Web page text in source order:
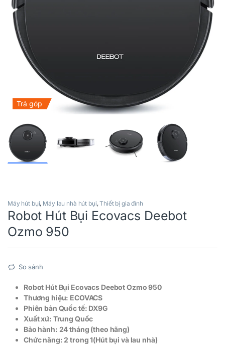
Trả góp
Máy hút bụi, Máy lau nhà hút bụi,Thiết bị gia đình
Robot Hút Bụi Ecovacs Deebot
Ozmo 950
So sánh
Robot Hút Bụi Ecovacs Deebot Ozmo 950
Thương hiệu: ECOVACS
Phiên bản Quốc tế: DX9G
Xuất xứ: Trung Quốc
Bảo hành: 24 tháng (theo hãng)
Chức năng: 2 trong 1(Hút bụi và lau nhà)